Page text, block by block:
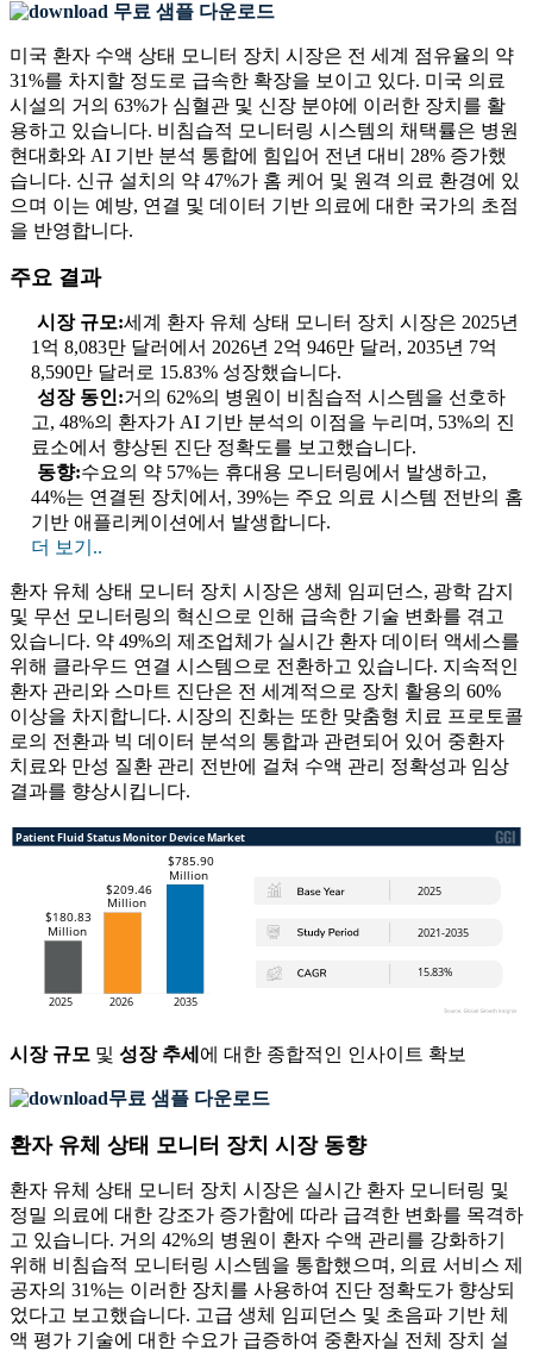
무료 샘플 다운로드
미국 환자 수액 상태 모니터 장치 시장은 전 세계 점유율의 약
31%를 차지할 정도로 급속한 확장을 보이고 있다. 미국 의료
시설의 거의 63%가 심혈관 및 신장 분야에 이러한 장치를 활
용하고 있습니다. 비침습적 모니터링 시스템의 채택률은 병원
현대화와 AI 기반 분석 통합에 힘입어 전년 대비 28% 증가했
습니다. 신규 설치의 약 47%가 홈 케어 및 원격 의료 환경에 있
으며 이는 예방, 연결 및 데이터 기반 의료에 대한 국가의 초점
을 반영합니다.
주요 결과
시장 규모:세계 환자 유체 상태 모니터 장치 시장은 2025년
1억 8,083만 달러에서 2026년 2억 946만 달러, 2035년 7억
8,590만 달러로 15.83% 성장했습니다.
성장 동인:거의 62%의 병원이 비침습적 시스템을 선호하
고, 48%의 환자가 AI 기반 분석의 이점을 누리며, 53%의 진
료소에서 향상된 진단 정확도를 보고했습니다.
동향:수요의 약 57%는 휴대용 모니터링에서 발생하고,
44%는 연결된 장치에서, 39%는 주요 의료 시스템 전반의 홈
기반 애플리케이션에서 발생합니다.
더 보기..
환자 유체 상태 모니터 장치 시장은 생체 임피던스, 광학 감지
및 무선 모니터링의 혁신으로 인해 급속한 기술 변화를 겪고
있습니다. 약 49%의 제조업체가 실시간 환자 데이터 액세스를
위해 클라우드 연결 시스템으로 전환하고 있습니다. 지속적인
환자 관리와 스마트 진단은 전 세계적으로 장치 활용의 60%
이상을 차지합니다. 시장의 진화는 또한 맞춤형 치료 프로토콜
로의 전환과 빅 데이터 분석의 통합과 관련되어 있어 중환자
치료와 만성 질환 관리 전반에 걸쳐 수액 관리 정확성과 임상
결과를 향상시킵니다.
시장 규모 및 성장 추세 에 대한 종합적인 인사이트 확보
무료 샘플 다운로드
환자 유체 상태 모니터 장치 시장 동향
환자 유체 상태 모니터 장치 시장은 실시간 환자 모니터링 및
정밀 의료에 대한 강조가 증가함에 따라 급격한 변화를 목격하
고 있습니다. 거의 42%의 병원이 환자 수액 관리를 강화하기
위해 비침습적 모니터링 시스템을 통합했으며, 의료 서비스 제
공자의 31%는 이러한 장치를 사용하여 진단 정확도가 향상되
었다고 보고했습니다. 고급 생체 임피던스 및 초음파 기반 체
액 평가 기술에 대한 수요가 급증하여 중환자실 전체 장치 설